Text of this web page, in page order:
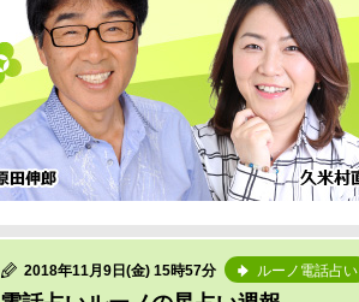
2018年11月9日(金) 15時57分 ルーノ電話占い